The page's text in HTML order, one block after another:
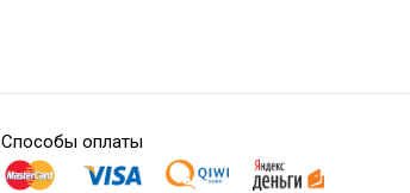
Способы оплаты